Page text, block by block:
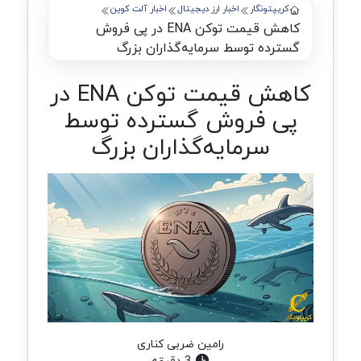
کریپتونگار اخبار ارز دیجیتال اخبار آلت کوین
کاهش قیمت توکن ENA در پی فروش
گسترده توسط سرمایه‌گذاران بزرگ
کاهش قیمت توکن ENA در
پی فروش گسترده توسط
سرمایه‌گذاران بزرگ
رامین ضربی کناری